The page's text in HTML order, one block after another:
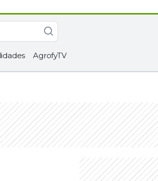
AgrofyTV